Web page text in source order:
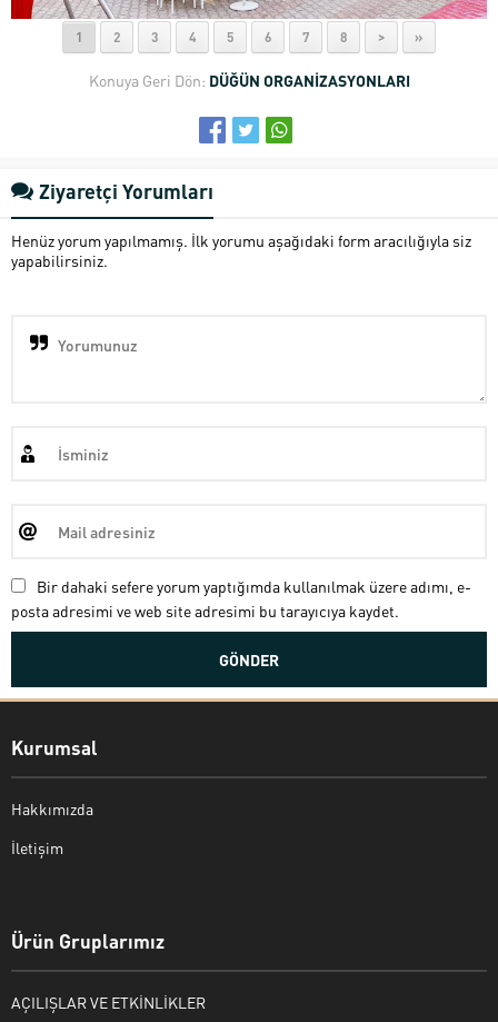
1 2 3 4 5 6 7 8 > »
Konuya Geri Dön: DÜĞÜN ORGANİZASYONLARI
Ziyaretçi Yorumları
Henüz yorum yapılmamış. İlk yorumu aşağıdaki form aracılığıyla siz
yapabilirsiniz.
Bir dahaki sefere yorum yaptığımda kullanılmak üzere adımı, e-
posta adresimi ve web site adresimi bu tarayıcıya kaydet.
Kurumsal
Hakkımızda
İletişim
Ürün Gruplarımız
AÇILIŞLAR VE ETKİNLİKLER